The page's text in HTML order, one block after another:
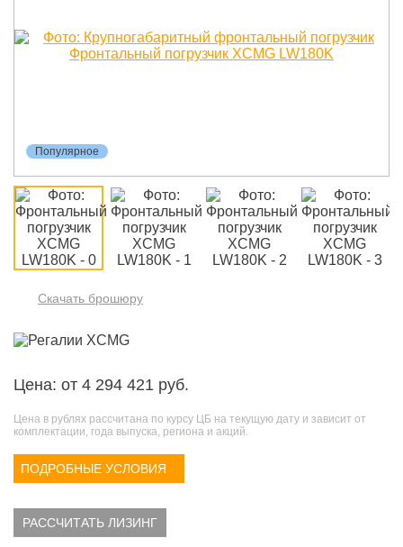
Популярное
Скачать брошюру
Цена: от 4 294 421 руб.
Цена в рублях рассчитана по курсу ЦБ на текущую дату и зависит от
комплектации, года выпуска, региона и акций.
ПОДРОБНЫЕ УСЛОВИЯ
РАССЧИТАТЬ ЛИЗИНГ